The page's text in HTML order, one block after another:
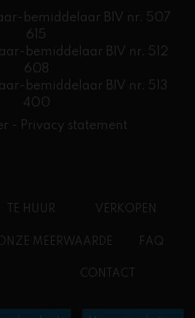
bemiddelaar BIV nr. 507
615
bemiddelaar BIV nr. 512
608
bemiddelaar BIV nr. 513
400
- Privacy statement
TE HUUR VERKOPEN
MEERWAARDE FAQ
CONTACT